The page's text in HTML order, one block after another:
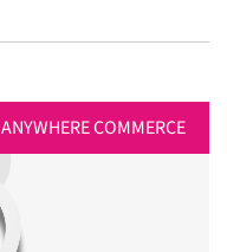
ANYWHERE COMMERCE